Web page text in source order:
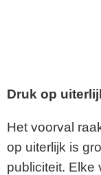
Druk op
Het voorval
op uiterlijk is
publiciteit. Elke